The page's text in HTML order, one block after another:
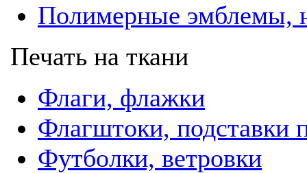
Полимерные эмблемы,
Печать на ткани
Флаги, флажки
Флагштоки, подставки
Футболки, ветровки